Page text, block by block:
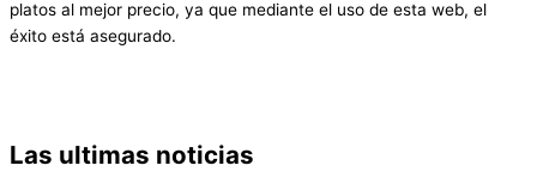
platos al mejor precio, ya que mediante el uso de esta web, el
éxito está asegurado.
Las ultimas noticias